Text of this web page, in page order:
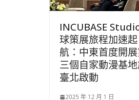
INCUBASE
球策展旅程加速起
航：中東首度開
三個自家動漫基
臺北啟動
2025 年 12 月 1 日